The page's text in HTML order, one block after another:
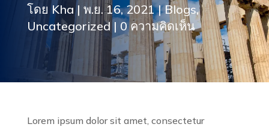
โดยKha| พ.ย. 16, 2021|Blogs,
Uncategorized| 0 ความคิดเห็น
Lorem ipsum dolor sit amet, consectetur